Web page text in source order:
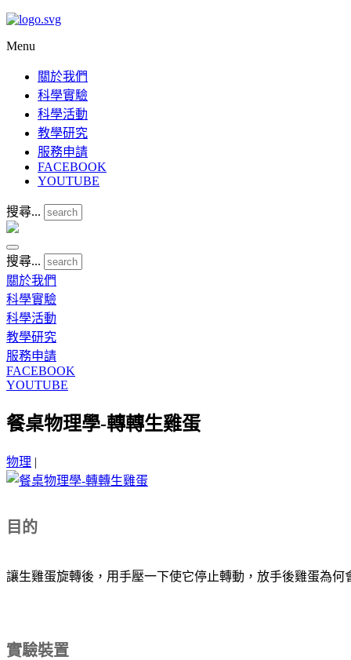
Menu
關於我們
科學實驗
科學活動
教學研究
服務申請
FACEBOOK
YOUTUBE
搜尋...
搜尋...
關於我們
科學實驗
科學活動
教學研究
服務申請
FACEBOOK
YOUTUBE
餐桌物理學-轉轉生雞蛋
物理 |
目的
讓生雞蛋旋轉後，用手壓一下使它停止轉動，放手後雞蛋為
實驗裝置